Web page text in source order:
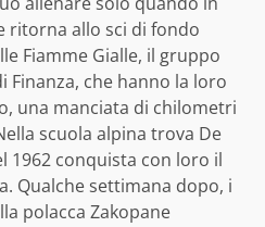
ritorna allo sci di fondo
Fiamme Gialle, il gruppo
Finanza, che hanno la loro
una manciata di chilometri
scuola alpina trova De
1962 conquista con loro il
Qualche settimana dopo, i
polacca Zakopane